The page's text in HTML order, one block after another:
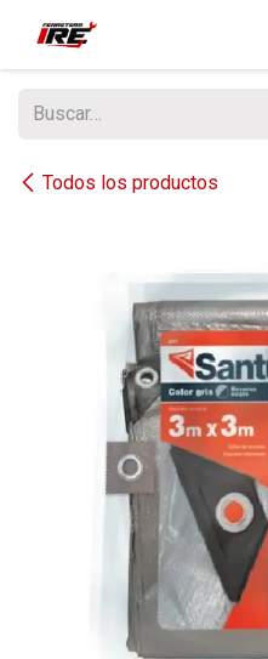
Todos los productos